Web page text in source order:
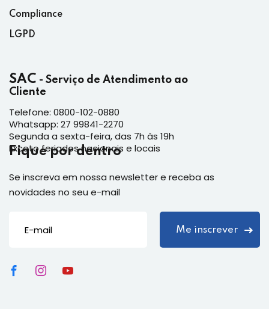
Compliance
LGPD
SAC - Serviço de Atendimento ao
Cliente
Telefone: 0800-102-0880
Whatsapp: 27 99841-2270
Segunda a sexta-feira, das 7h às 19h
Exceto feriados nacionais e locais
Fique por dentro
Se inscreva em nossa newsletter e receba as
novidades no seu e-mail